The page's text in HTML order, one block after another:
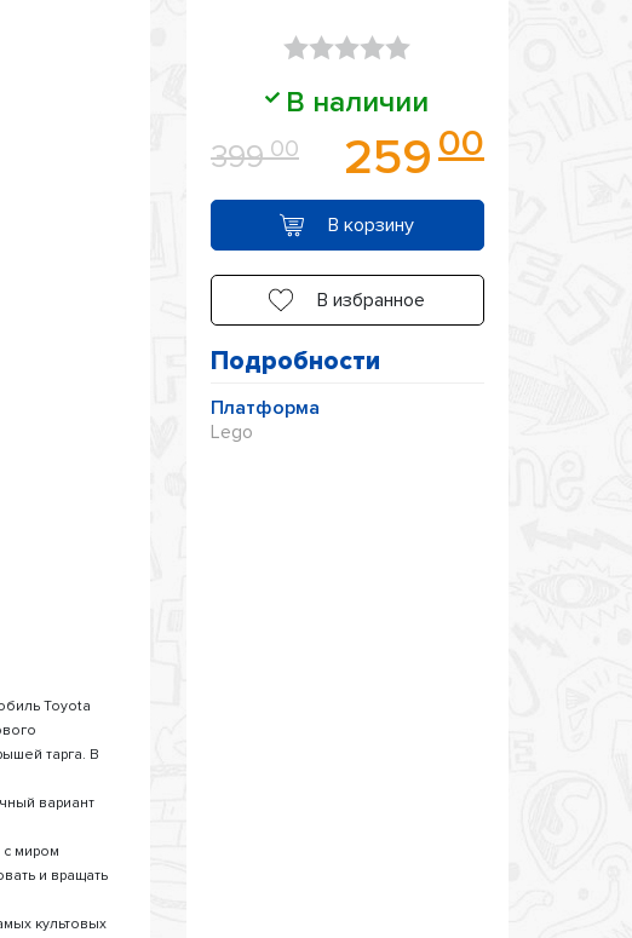
Toyota
тарга. В
вариант
с миром
и вращать
культовых
из
5
В наличии
399 00 259 00
В корзину
В избранное
Подробности
Платформа
Lego